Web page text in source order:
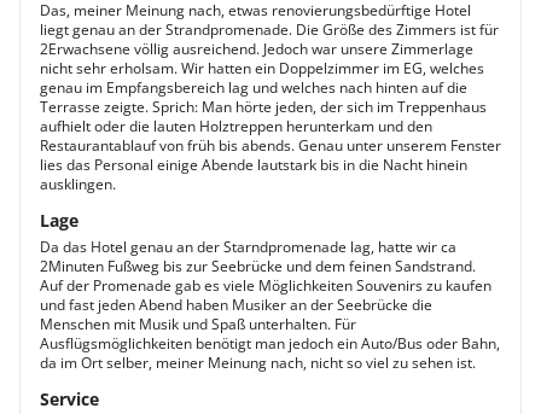
Das, meiner Meinung nach, etwas renovierungsbedürftige Hotel
liegt genau an der Strandpromenade. Die Größe des Zimmers ist für
2Erwachsene völlig ausreichend. Jedoch war unsere Zimmerlage
nicht sehr erholsam. Wir hatten ein Doppelzimmer im EG, welches
genau im Empfangsbereich lag und welches nach hinten auf die
Terrasse zeigte. Sprich: Man hörte jeden, der sich im Treppenhaus
aufhielt oder die lauten Holztreppen herunterkam und den
Restaurantablauf von früh bis abends. Genau unter unserem Fenster
lies das Personal einige Abende lautstark bis in die Nacht hinein
ausklingen.
Lage
Da das Hotel genau an der Starndpromenade lag, hatte wir ca
2Minuten Fußweg bis zur Seebrücke und dem feinen Sandstrand.
Auf der Promenade gab es viele Möglichkeiten Souvenirs zu kaufen
und fast jeden Abend haben Musiker an der Seebrücke die
Menschen mit Musik und Spaß unterhalten. Für
Ausflügsmöglichkeiten benötigt man jedoch ein Auto/Bus oder Bahn,
da im Ort selber, meiner Meinung nach, nicht so viel zu sehen ist.
Service